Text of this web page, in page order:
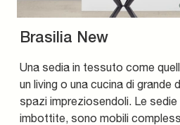
Brasilia New
Una sedia in tessuto come
un living o una cucina di grande
spazi impreziosendoli. Le
imbottite, sono mobili